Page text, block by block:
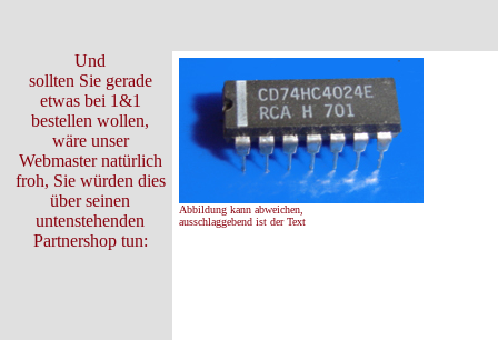
Und
sollten Sie gerade
etwas bei 1&1
bestellen wollen,
wäre unser
Webmaster natürlich
froh, Sie würden dies
über seinen
untenstehenden
Partnershop tun:
Abbildung kann abweichen,
ausschlaggebend ist der Text